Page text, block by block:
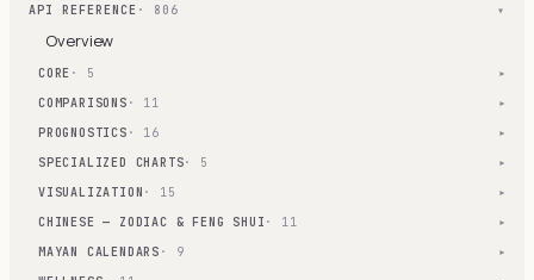
API REFERENCE · 806 ▾
Overview
CORE · 5 ▾
COMPARISONS · 11 ▾
PROGNOSTICS · 16 ▾
SPECIALIZED CHARTS· 5 ▾
VISUALIZATION · 15 ▾
CHINESE — ZODIAC & FENG SHUI · 11 ▾
MAYAN CALENDARS · 9 ▾